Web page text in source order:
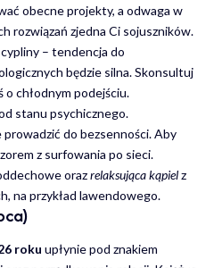
obecne projekty, a odwaga w
rozwiązań zjedna Ci sojuszników.
– tendencja do
będzie silna. Skonsultuj
o chłodnym podejściu.
stanu psychicznego.
do bezsenności. Aby
z surfowania po sieci.
orazrelaksująca kąpielz
na przykład lawendowego.
roku upłynie pod znakiem